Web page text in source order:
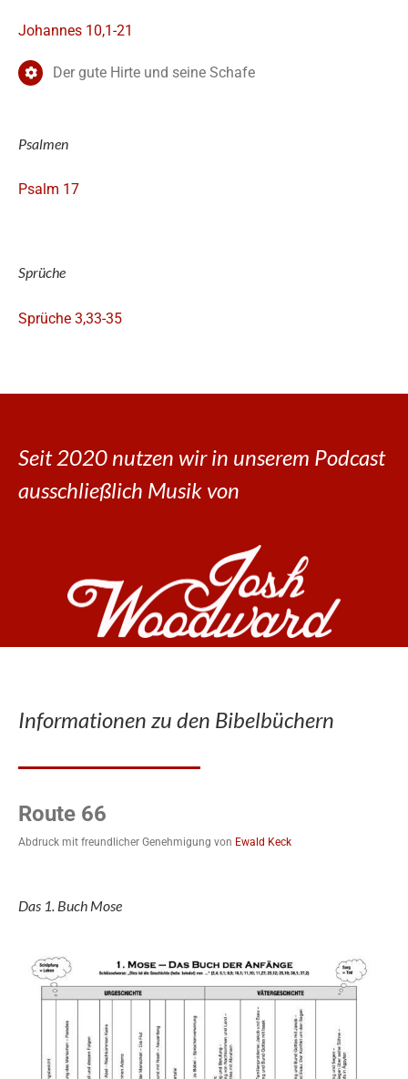
Johannes 10,1-21
Der gute Hirte und seine Schafe
Psalmen
Psalm 17
Sprüche
Sprüche 3,33-35
Seit 2020 nutzen wir in unserem Podcast
ausschließlich Musik von
Informationen zu den Bibelbüchern
Route 66
Abdruck mit freundlicher Genehmigung von Ewald Keck
Das 1. Buch Mose